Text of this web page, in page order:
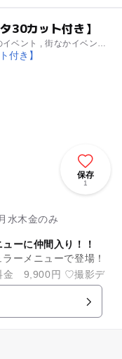
カット付き】
ベント , 街なかイベント
保存
1
水木金のみ
ーに仲間入り！！
ーメニューで登場！
金 9,900円 ♡撮影デ